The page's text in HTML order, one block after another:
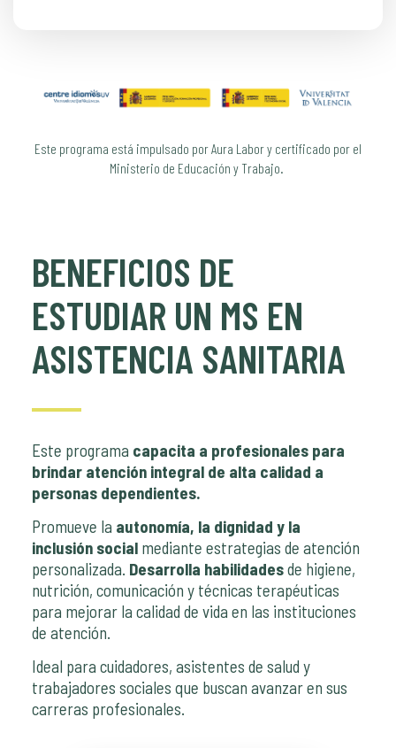
Este programa está impulsado por Aura Labor y certificado por el
Ministerio de Educación y Trabajo.
BENEFICIOS DE
ESTUDIAR UN MS EN
ASISTENCIA SANITARIA
Este programa capacita a profesionales para
brindar atención integral de alta calidad a
personas dependientes.
Promueve la autonomía, la dignidad y la
inclusión socialmediante estrategias de atención
personalizada. Desarrolla habilidadesde higiene,
nutrición, comunicación y técnicas terapéuticas
para mejorar la calidad de vida en las instituciones
de atención.
Ideal para cuidadores, asistentes de salud y
trabajadores sociales que buscan avanzar en sus
carreras profesionales.